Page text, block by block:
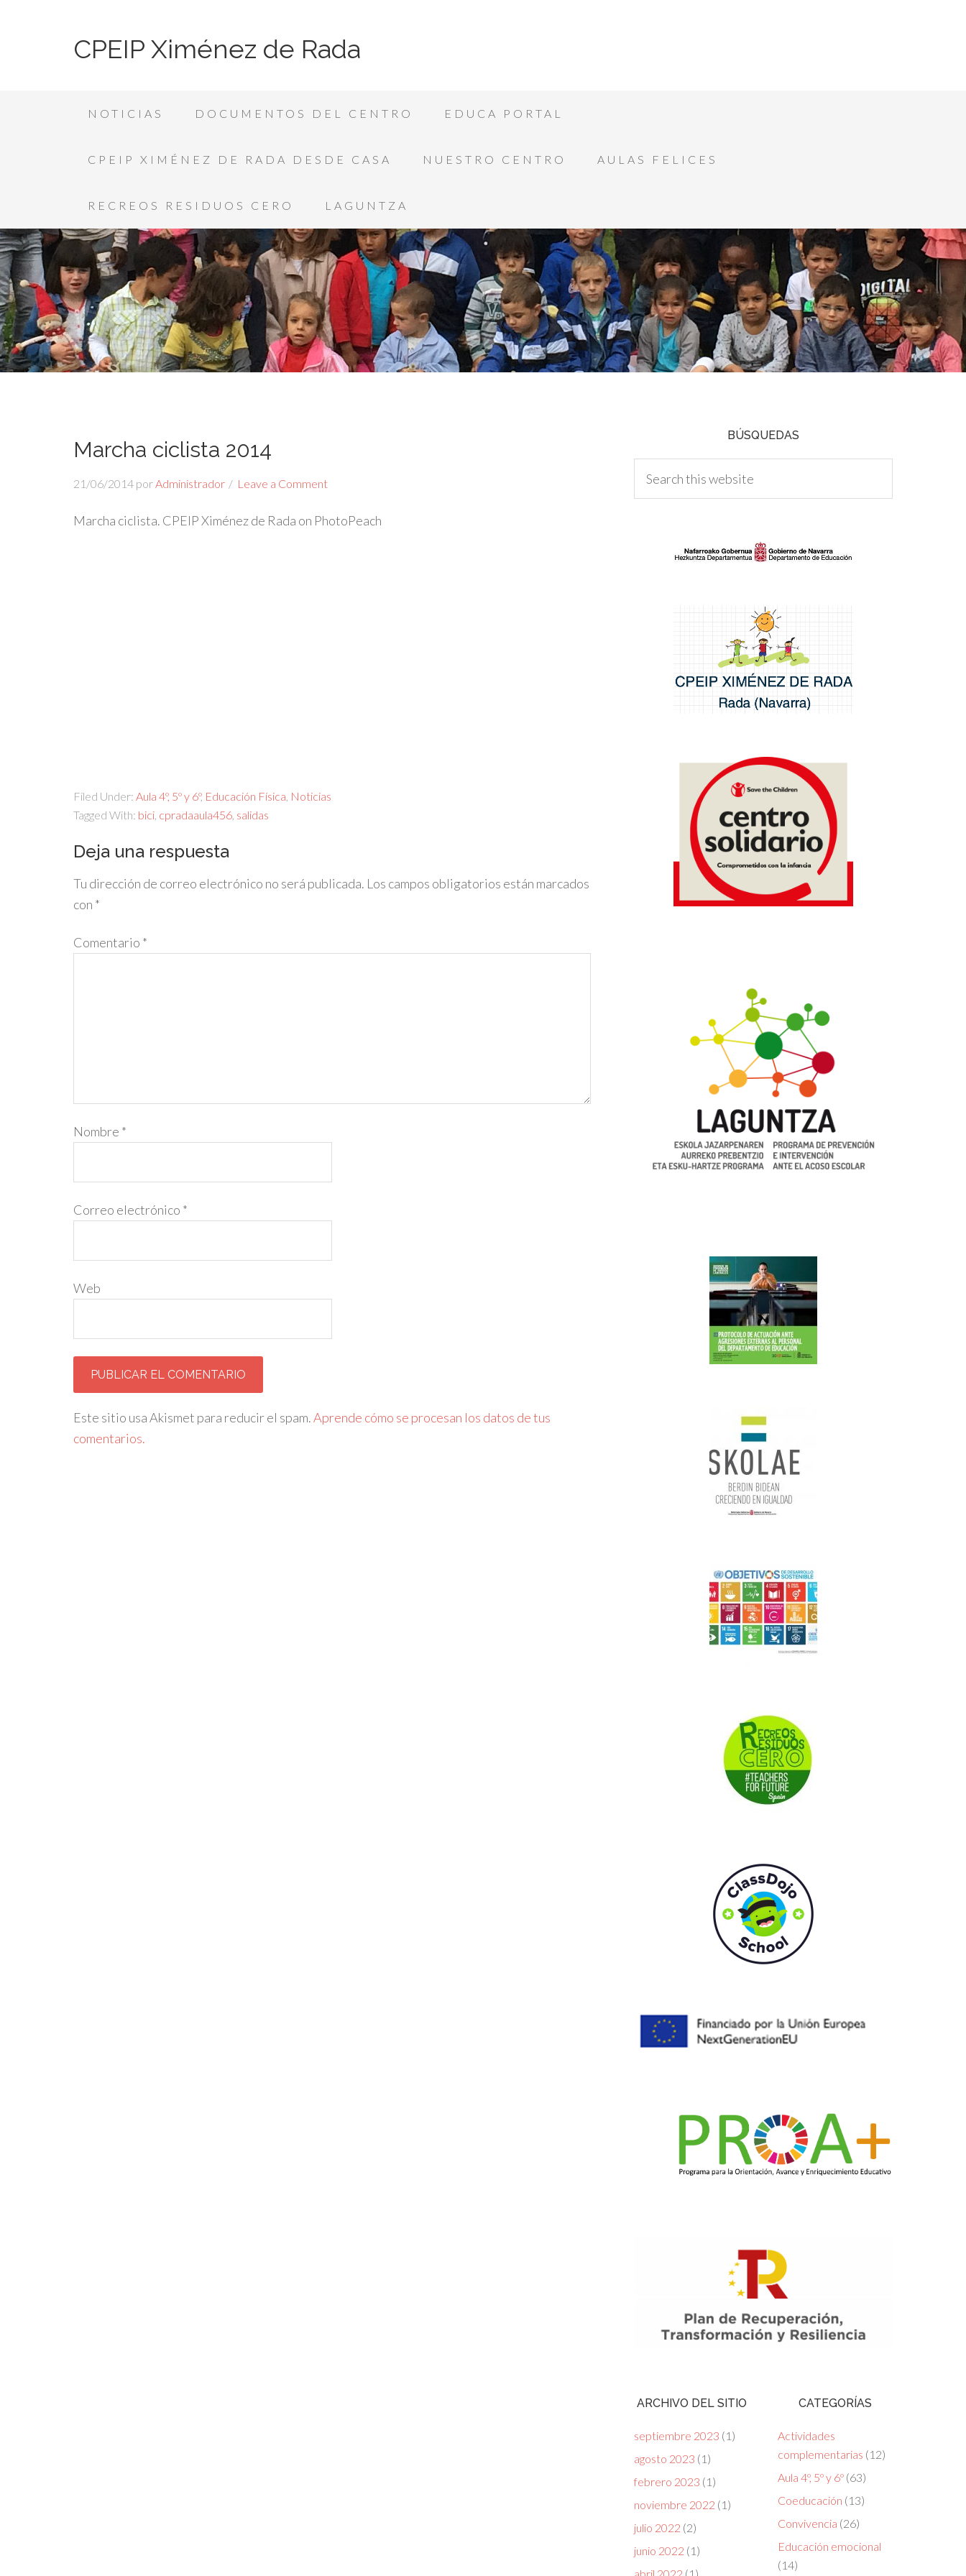
CPEIP Ximénez de Rada
NOTICIAS DOCUMENTOS DEL CENTRO EDUCA PORTAL
CPEIP XIMÉNEZ DE RADA DESDE CASA NUESTRO CENTRO AULAS FELICES
RECREOS RESIDUOS CERO LAGUNTZA
Marcha ciclista 2014
21/06/2014 porAdministrador Leave a Comment
Marcha ciclista. CPEIP Ximénez de Rada on PhotoPeach
Filed Under: Aula 4º, 5º y 6º, Educación Física Noticias
Tagged With: bici cpradaaula456 salidas
Deja una respuesta
Tu dirección de correo electrónico no será publicada. Los campos obligatorios están marcados
con *
Comentario *
Nombre *
Correo electrónico *
Web
Este sitio usa Akismet para reducir el spam.Aprende cómo se procesan los datos de tus
comentarios.
BÚSQUEDAS
ARCHIVO DEL SITIO
septiembre 2023 (1)
agosto 2023 (1)
febrero 2023 (1)
noviembre 2022 (1)
julio 2022 (2)
junio 2022 (1)
abril 2022 (1)
CATEGORÍAS
Actividades
complementarias (12)
Aula 4º, 5º y 6º (63)
Coeducación (13)
Convivencia (26)
Educación emocional
(14)